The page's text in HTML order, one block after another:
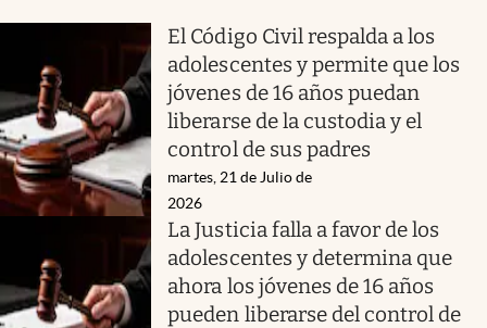
El Código Civil respalda a los
adolescentes y permite que los
jóvenes de 16 años puedan
liberarse de la custodia y el
control de sus padres
martes, 21 de Julio de
2026
La Justicia falla a favor de los
adolescentes y determina que
ahora los jóvenes de 16 años
pueden liberarse del control de